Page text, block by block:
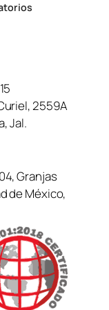
2559A
Jal.
Granjas
de México,